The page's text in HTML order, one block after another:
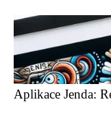
Aplikace Jenda: